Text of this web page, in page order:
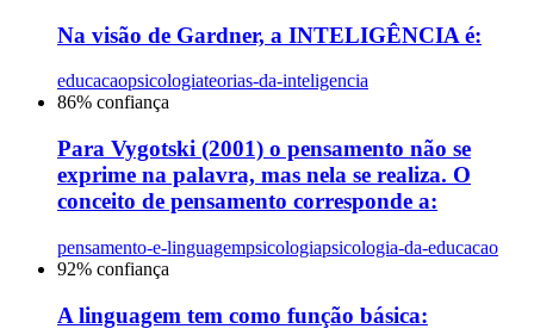
Na visão de Gardner, a INTELIGÊNCIA é:
educacaopsicologiateorias-da-inteligencia
86% confiança
Para Vygotski (2001) o pensamento não se
exprime na palavra, mas nela se realiza. O
conceito de pensamento corresponde a:
pensamento-e-linguagempsicologiapsicologia-da-educacao
92% confiança
A linguagem tem como função básica: